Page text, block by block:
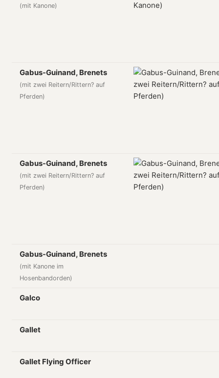
(mit Kanone)
Gabus-Guinand, Brenets
(mit zwei Reitern/Rittern? auf
Pferden)
Gabus-Guinand, Brenets
(mit zwei Reitern/Rittern? auf
Pferden)
Gabus-Guinand, Brenets
(mit Kanone im
Hosenbandorden)
Galco
Gallet
Gallet Flying Officer